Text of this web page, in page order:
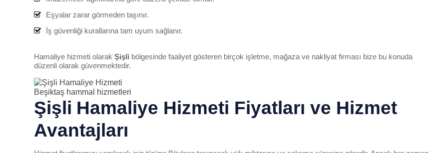
Eşyalar zarar görmeden taşınır.
İş güvenliği kurallarına tam uyum sağlanır.
Hamaliye hizmeti olarak Şişli bölgesinde faaliyet gösteren birçok işletme, mağaza ve nakliyat firması bize bu konuda
düzenli olarak güvenmektedir.
Beşiktaş hammal hizmetleri
Şişli Hamaliye Hizmeti Fiyatları ve Hizmet
Avantajları